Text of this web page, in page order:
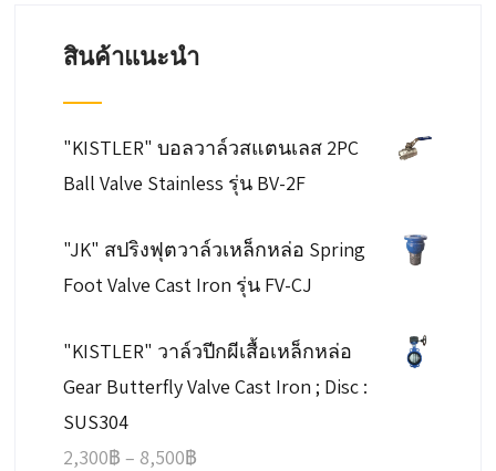
สินค้าแนะนำ
"KISTLER" บอลวาล์วสแตนเลส 2PC
Ball Valve Stainless รุ่น BV-2F
"JK" สปริงฟุตวาล์วเหล็กหล่อ Spring
Foot Valve Cast Iron รุ่น FV-CJ
"KISTLER" วาล์วปีกผีเสื้อเหล็กหล่อ
Gear Butterfly Valve Cast Iron ; Disc :
SUS304
2,300฿ – 8,500฿Price